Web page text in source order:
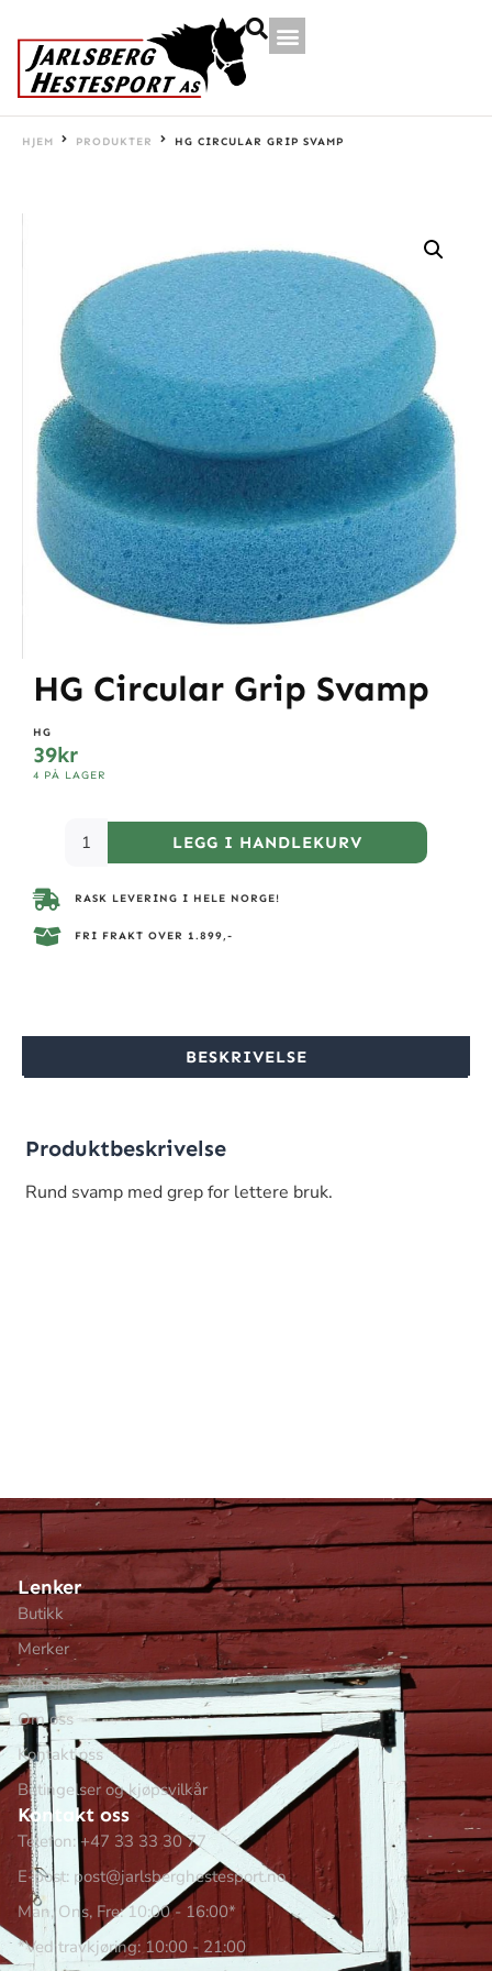
HJEM PRODUKTER HG CIRCULAR GRIP SVAMP
HG Circular Grip Svamp
HG
39kr
4 PÅ LAGER
LEGG I HANDLEKURV
RASK LEVERING I HELE NORGE!
FRI FRAKT OVER 1.899,-
BESKRIVELSE
Produktbeskrivelse
Rund svamp med grep for lettere bruk.
Lenker
Butikk
Merker
Min side
Om oss
Kontakt oss
Betingelser og kjøpsvilkår
Kontakt oss
Telefon: +47 33 33 30 77
E-post: post@jarlsberghestesport.no
Man, Ons, Fre: 10:00 - 16:00*
*Ved travkjøring: 10:00 - 21:00